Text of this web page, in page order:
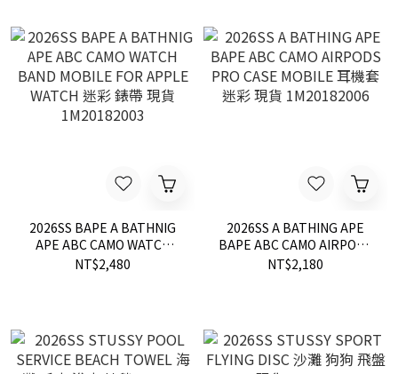
2026SS BAPE A BATHNIG
APE ABC CAMO WATCH
BAND MOBILE FOR APPLE
NT$2,480
2026SS A BATHING APE
BAPE ABC CAMO AIRPODS
PRO CASE MOBILE 耳機套
NT$2,180